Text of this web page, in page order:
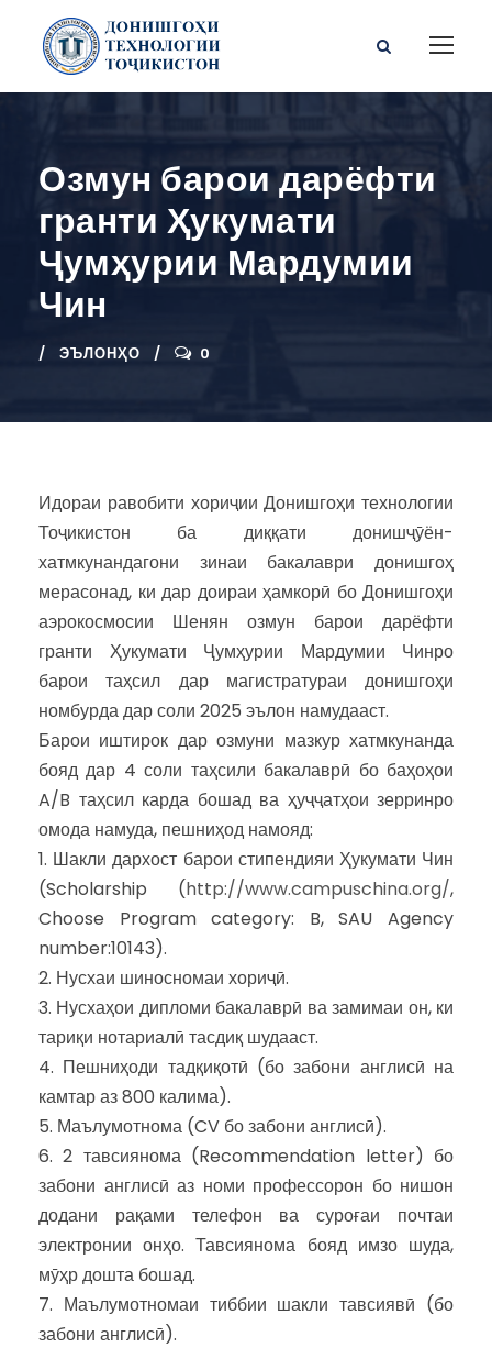
Озмун барои дарёфти
гранти Ҳукумати
Ҷумҳурии Мардумии
Чин
ЭЪЛОНҲО 0
Идораи равобити хориҷии Донишгоҳи технологии
Тоҷикистон ба диққати донишҷӯён-
хатмкунандагони зинаи бакалаври донишгоҳ
мерасонад, ки дар доираи ҳамкорӣ бо Донишгоҳи
аэрокосмосии Шенян озмун барои дарёфти
гранти Ҳукумати Ҷумҳурии Мардумии Чинро
барои таҳсил дар магистратураи донишгоҳи
номбурда дар соли 2025 эълон намудааст.
Барои иштирок дар озмуни мазкур хатмкунанда
бояд дар 4 соли таҳсили бакалаврӣ бо баҳоҳои
A/B таҳсил карда бошад ва ҳуҷҷатҳои зерринро
омода намуда, пешниҳод намояд:
1. Шакли дархост барои стипендияи Ҳукумати Чин
(Scholarship (http://www.campuschina.org/,
Choose Program category: B, SAU Agency
number:10143).
2. Нусхаи шиносномаи хориҷӣ.
3. Нусхаҳои дипломи бакалаврӣ ва замимаи он, ки
тариқи нотариалӣ тасдиқ шудааст.
4. Пешниҳоди тадқиқотӣ (бо забони англисӣ на
камтар аз 800 калима).
5. Маълумотнома (CV бо забони англисӣ).
6. 2 тавсиянома (Recommendation letter) бо
забони англисӣ аз номи профессорон бо нишон
додани рақами телефон ва суроғаи почтаи
электронии онҳо. Тавсиянома бояд имзо шуда,
мӯҳр дошта бошад.
7. Маълумотномаи тиббии шакли тавсиявӣ (бо
забони англисӣ).